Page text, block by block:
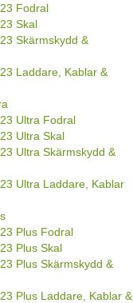
Fodral
Skal
Skärmskydd &
Laddare, Kablar &
Ultra Fodral
Ultra Skal
Ultra Skärmskydd &
Ultra Laddare, Kablar
Plus Fodral
Plus Skal
Plus Skärmskydd &
Plus Laddare, Kablar &